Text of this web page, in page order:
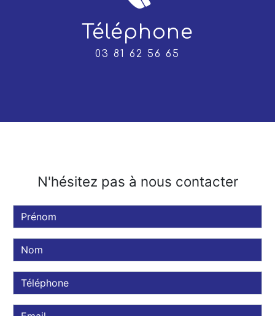
Téléphone
03 81 62 56 65
N'hésitez pas à nous contacter